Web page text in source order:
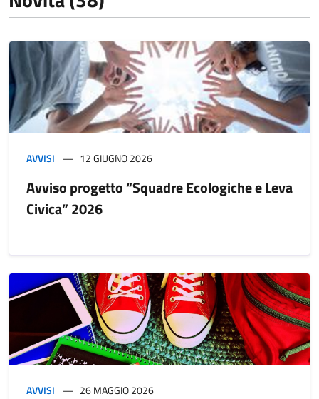
AVVISI 12 GIUGNO 2026
Avviso progetto “Squadre Ecologiche e Leva
Civica” 2026
AVVISI 26 MAGGIO 2026